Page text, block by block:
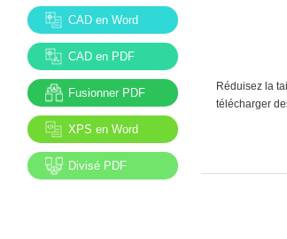
CAD en Word
CAD en PDF
Fusionner PDF
XPS en Word
Divisé PDF
Réduisez la
télécharger